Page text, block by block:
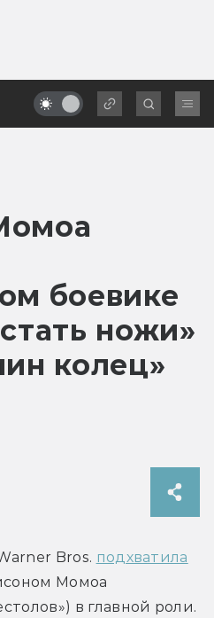
боевике
ножи»
колец»
Bros. подхватила
Момоа
в главной роли.